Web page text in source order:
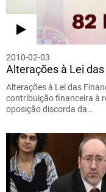
2010-02-03
Alterações à Lei
Alterações à Lei das
contribuição financeira à
oposição discorda da…